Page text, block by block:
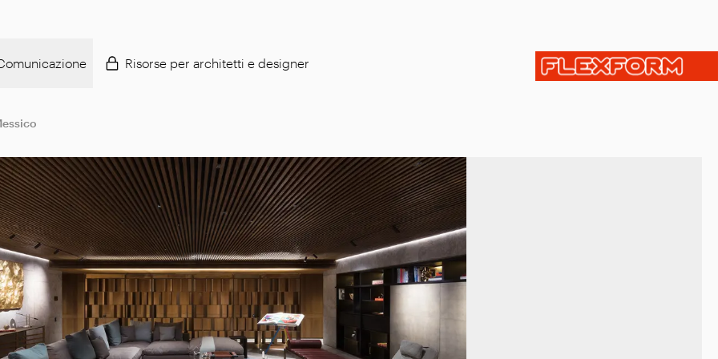
Risorse per architetti e designer